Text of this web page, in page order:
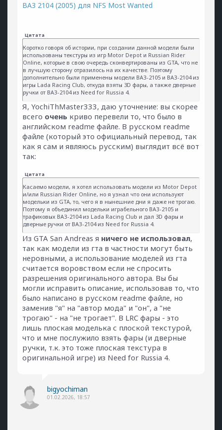
ВАЗ 2104 (2005) для NFS Most Wanted
Цитата
Коротко говоря об истории, при создании данной модели были
использованы текстуры из игр Motor Depot и Russian Rider
Online, которые в свою очередь сконвертированы из GTA, что не
в лучшую сторону отразилось на их качестве. Поэтому
дополнительно были применены модели ВАЗ-2105 и ВАЗ-2104 из
игры Lada Racing Club, откуда взяты 3D фары, а также дверные
ручки от ВАЗ-2104 из Need for Russia 4.
Я, YochiThMaster333, даю уточнение: вы скорее
всего очень криво перевели то, что было в
английском readme файле. В русском readme
файле (который это официальный перевод, так
как я сам и являюсь русским) выглядит всё вот
так:
Цитата
Касаемо модели, я хотел использовать модели из Motor Depot
и/или Russian Rider Online, но я узнал что они используют
модельки из GTA, то, чего я в нынешние дни я даже не трогаю.
Поэтому я объединил модельки играбельного ВАЗ-2105 и
трафиковых ВАЗ-2104 из Lada Racing Club и дал 3D фары и
дверные ручки от ВАЗ-2104 из Need for Russia 4.
Из GTA San Andreas я ничего не использовал,
так как модели из гта в частности могут быть
неровными, а использование моделей из гта
считается воровством если не спросить
разрешения оригинального автора. Вы бы
могли исправить описание, использовав то, что
было написано в русском readme файле, но
заменив "я" на "автор мода" и "он", а "не
трогаю" - на "не трогает". В LRC фары - это
лишь плоская моделька с плоской текстурой,
что и мне послужило взять фары (и дверные
ручки, т.к. это тоже плоская текстура в
оригинальной игре) из Need for Russia 4.
bigyochiman
01.02.2026, 18:57